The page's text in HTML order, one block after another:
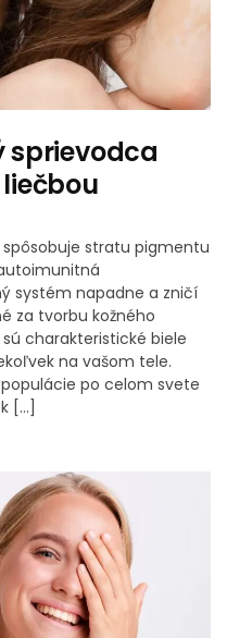
sprievodca
stratu pigmentu
systém napadne a zničí
za tvorbu kožného
charakteristické biele
na vašom tele.
populácie po celom svete
[…]